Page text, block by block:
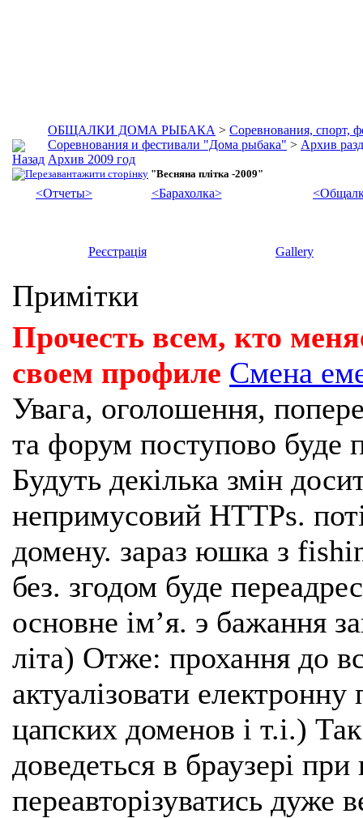
ОБЩАЛКИ ДОМА РЫБАКА > Соревнования, спорт,
Соревнования и фестивали "Дома рыбака" > Архив
Архив 2009 год
"Весняна плітка -2009"
<Отчеты> <Барахолка>
Реєстрація Gallery
Примітки
Прочесть всем, кто
своем профиле Смена
Увага, оголошення,
та форум поступово буде
Будуть декілька змін
непримусовий HTTPs.
домену. зараз юшка з
без. згодом буде
основне імʼя. э бажання
літа) Отже: прохання до
актуалізовати
цапских доменов і т.і.)
доведеться в браузері
переавторізуватись